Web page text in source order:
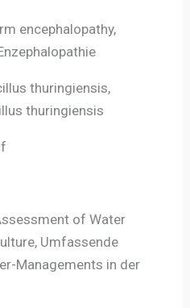
encephalopathy,
thuringiensis,
thuringiensis
of Water
Umfassende
Managements in der